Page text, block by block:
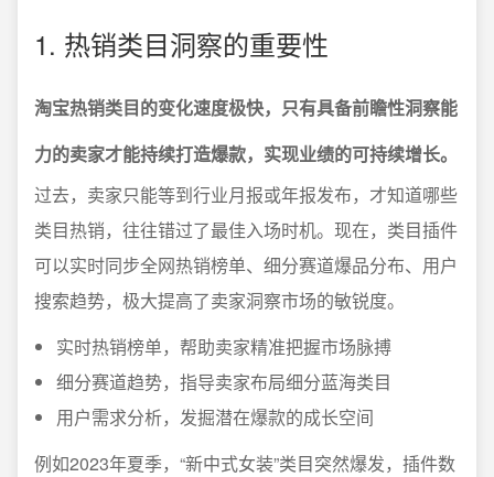
1. 热销类目洞察的重要性
淘宝热销类目的变化速度极快，只有具备前瞻性洞察能
力的卖家才能持续打造爆款，实现业绩的可持续增长。
过去，卖家只能等到行业月报或年报发布，才知道哪些
类目热销，往往错过了最佳入场时机。现在，类目插件
可以实时同步全网热销榜单、细分赛道爆品分布、用户
搜索趋势，极大提高了卖家洞察市场的敏锐度。
实时热销榜单，帮助卖家精准把握市场脉搏
细分赛道趋势，指导卖家布局细分蓝海类目
用户需求分析，发掘潜在爆款的成长空间
例如2023年夏季，“新中式女装”类目突然爆发，插件数